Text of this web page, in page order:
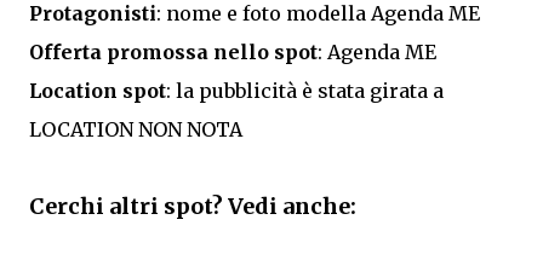
Protagonisti: nome e foto modella Agenda ME
Offerta promossa nello spot: Agenda ME
Location spot: la pubblicità è stata girata a
LOCATION NON NOTA
Cerchi altri spot? Vedi anche: